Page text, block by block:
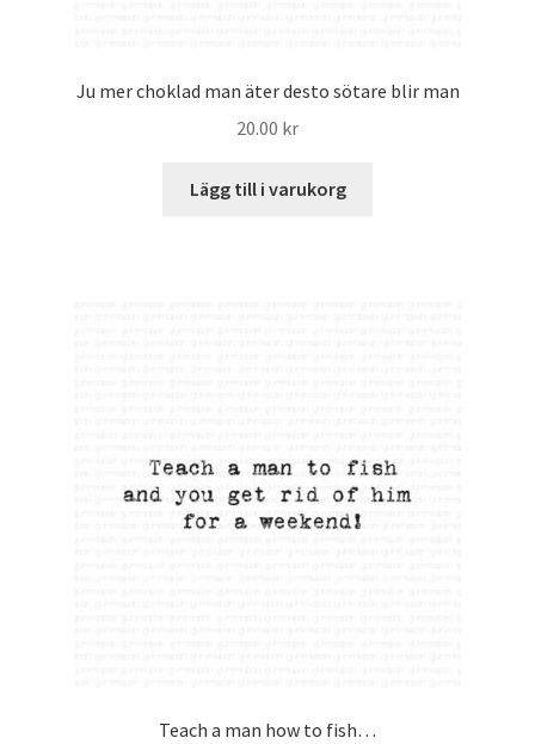
Ju mer choklad man äter desto sötare blir man
20.00 kr
Lägg till i varukorg
Teach a man how to fish…